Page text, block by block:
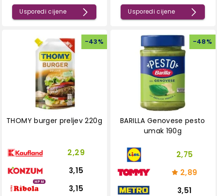
Usporedi cijene Usporedi cijene
-43%
THOMY burger preljev 220g
2,29
3,15
HPM
3,15
-48%
BARILLA Genovese pesto
umak 190g
2,75
2,89
3,51